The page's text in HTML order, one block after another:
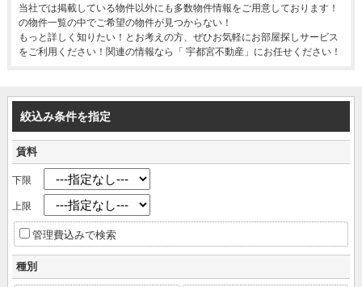
当社では掲載している物件以外にも多数物件情報をご用意しております！
の物件一覧の中でご希望の物件が見つからない！
もっと詳しく知りたい！とお考えの方、ぜひお気軽にお部屋探しサービス
をご利用ください！関連の情報なら「 宇都宮不動産」にお任せください！
絞込み条件を指定
賃料
下限
上限
管理費込みで検索
種別